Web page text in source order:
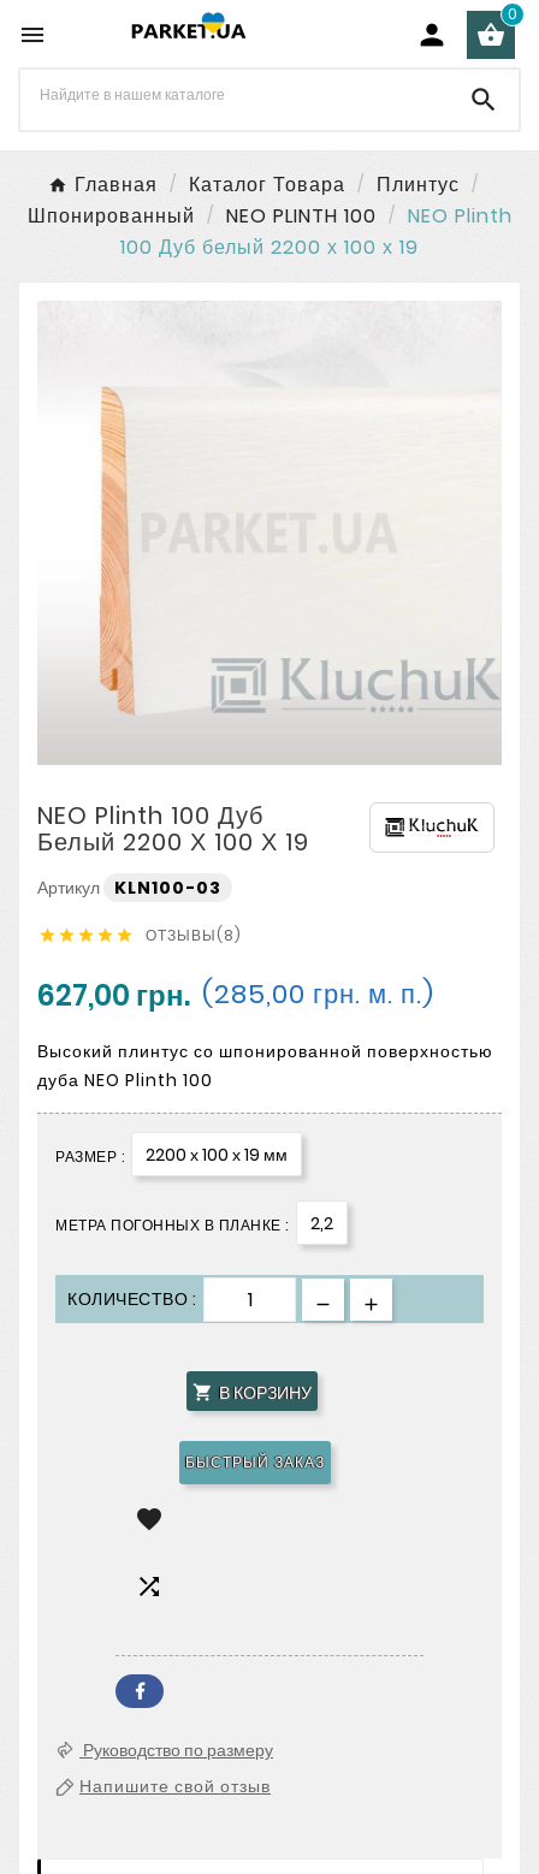
  
0

Главная Каталог Товара
Плинтус
Шпонированный
NEO PLINTH 100
NEO Plinth
100 Дуб белый 2200 х 100 х 19
NEO Plinth 100 Дуб
Белый 2200 Х 100 Х 19
Артикул KLN100-03
     ОТЗЫВЫ(8)
627,00 грн. (285,00 грн. м. п.)
Высокий плинтус со шпонированной поверхностью
дуба NEO Plinth 100
РАЗМЕР : 2200 х 100 х 19 мм
МЕТРА ПОГОННЫХ В ПЛАНКЕ : 2,2
КОЛИЧЕСТВО :
 В КОРЗИНУ
БЫСТРЫЙ ЗАКАЗ


Руководство по размеру
Напишите свой отзыв